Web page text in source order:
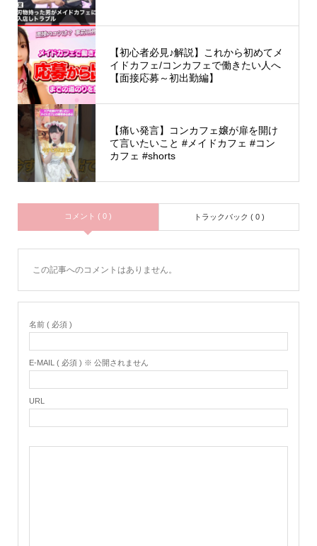
【初心者必見♪解説】これから初めてメ
イドカフェ/コンカフェで働きたい人へ
【面接応募～初出勤編】
【痛い発言】コンカフェ嬢が扉を開け
て言いたいこと #メイドカフェ #コン
カフェ #shorts
コメント ( 0 ) トラックバック ( 0 )
この記事へのコメントはありません。
名前 ( 必須 )
E-MAIL ( 必須 ) ※ 公開されません
URL